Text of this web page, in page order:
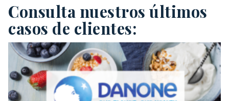
Consulta nuestros últimos
casos de clientes: